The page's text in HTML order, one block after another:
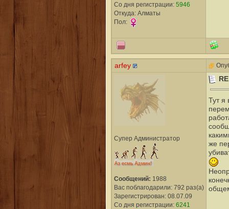
Со дня регистрации: 5946
Откуда: Алматы
Пол:
arfey
Супер Администратор
Сообщений: 1988
Вас поблагодарили: 792 раз(а)
Зарегистрирован: 08.07.09
Со дня регистрации: 6241
Тут я
же